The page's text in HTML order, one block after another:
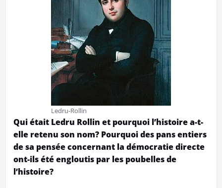
Ledru-Rollin
Qui était Ledru Rollin et pourquoi l’histoire a-t-
elle retenu son nom? Pourquoi des pans entiers
de sa pensée concernant la démocratie directe
ont-ils été engloutis par les poubelles de
l’histoire?